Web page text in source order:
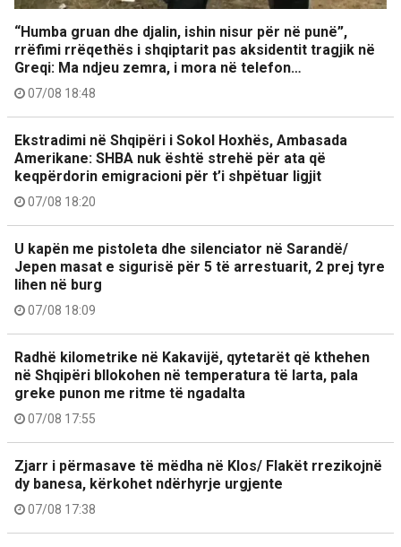
“Humba gruan dhe djalin, ishin nisur për në punë”,
rrëfimi rrëqethës i shqiptarit pas aksidentit tragjik në
Greqi: Ma ndjeu zemra, i mora në telefon…
07/08 18:48
Ekstradimi në Shqipëri i Sokol Hoxhës, Ambasada
Amerikane: SHBA nuk është strehë për ata që
keqpërdorin emigracioni për t’i shpëtuar ligjit
07/08 18:20
U kapën me pistoleta dhe silenciator në Sarandë/
Jepen masat e sigurisë për 5 të arrestuarit, 2 prej tyre
lihen në burg
07/08 18:09
Radhë kilometrike në Kakavijë, qytetarët që kthehen
në Shqipëri bllokohen në temperatura të larta, pala
greke punon me ritme të ngadalta
07/08 17:55
Zjarr i përmasave të mëdha në Klos/ Flakët rrezikojnë
dy banesa, kërkohet ndërhyrje urgjente
07/08 17:38